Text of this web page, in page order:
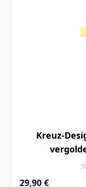
Kreuz-
29,90 €